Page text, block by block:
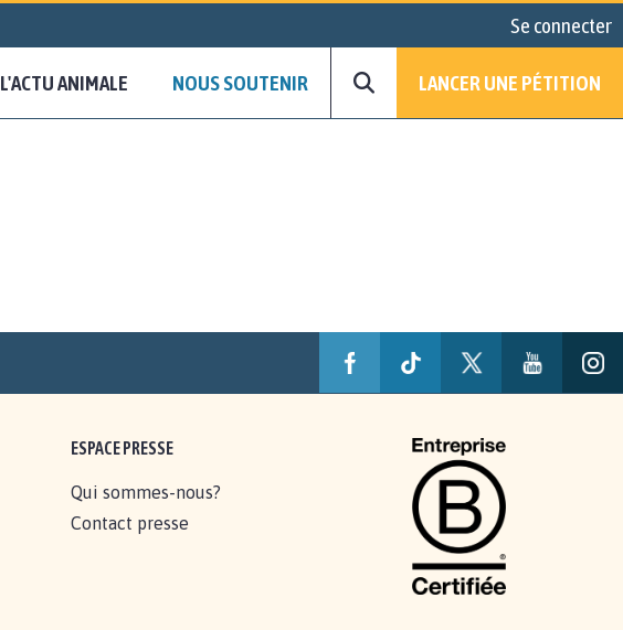
Se connecter
L'ACTU ANIMALE NOUS SOUTENIR LANCER UNE PÉTITION
ESPACE PRESSE
Qui sommes-nous?
Contact presse